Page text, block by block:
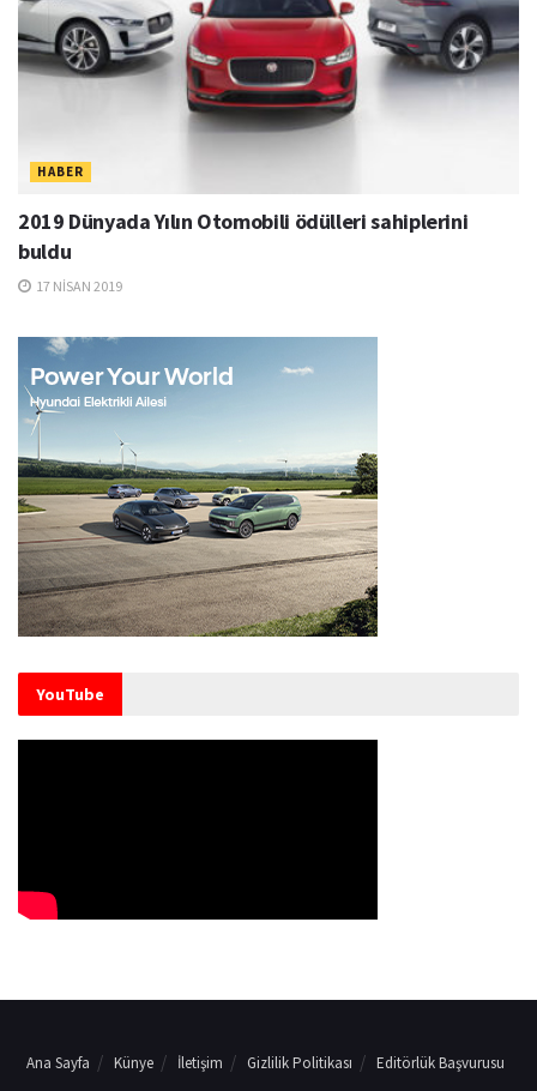
2019 Dünyada Yılın Otomobili ödülleri sahiplerini
17 NISAN 2019
YouTube
Ana Sayfa Künye İletişim Gizlilik Politikası Editörlük Başvurusu
En güncel araba haberleri, otomobil testleri otoyazar.com'da!